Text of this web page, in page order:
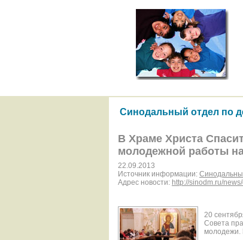
Синодальный отдел по
В Храме Христа
молодежной работы
22.09.2013
Источник информации:
Адрес новости: http://sinodm.ru/
20
Совета
молодежи.